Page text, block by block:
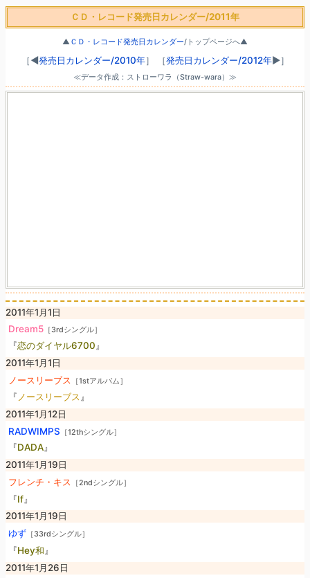
ＣＤ・レコード発売日カレンダー/2011年
▲ＣＤ・レコード発売日カレンダー/トップページへ▲
［◀発売日カレンダー/2010年］ ［発売日カレンダー/2012年▶］
≪データ作成：ストローワラ（Straw-wara）≫
2011年1月1日
Dream5 ［3rdシングル］
『恋のダイヤル6700 』
2011年1月1日
ノースリーブス
［1stアルバム］
『ノースリーブス』
2011年1月12日
RADWIMPS
［12thシングル］
『DADA』
2011年1月19日
フレンチ・キス
［2ndシングル］
『If』
2011年1月19日
ゆず ［33rdシングル］
『Hey和 』
2011年1月26日